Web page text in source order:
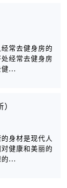
常去健身房的
经常去健身房
健...
身材是现代人
健康和美丽的
的...